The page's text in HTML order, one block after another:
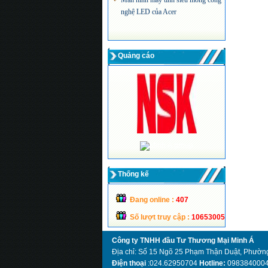
nghệ LED của Acer
Quảng cáo
Thống kế
Đang online : 407
Số lượt truy cập : 10653005
Công ty TNHH đầu Tư Thương Mại Minh Á
Địa chỉ: Số 15 Ngõ 25 Phạm Thận Duật,
Điện thoại:024.62950704 Hotline: